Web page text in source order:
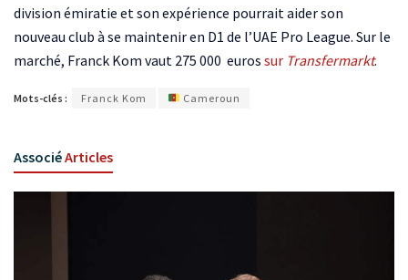
division émiratie et son expérience pourrait aider son
nouveau club à se maintenir en D1 de l’UAE Pro League. Sur le
marché, Franck Kom vaut 275 000 euros sur Transfermarkt.
Mots-clés : Franck Kom Cameroun
AssociéArticles